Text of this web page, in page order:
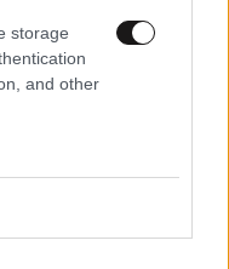
storage
and other